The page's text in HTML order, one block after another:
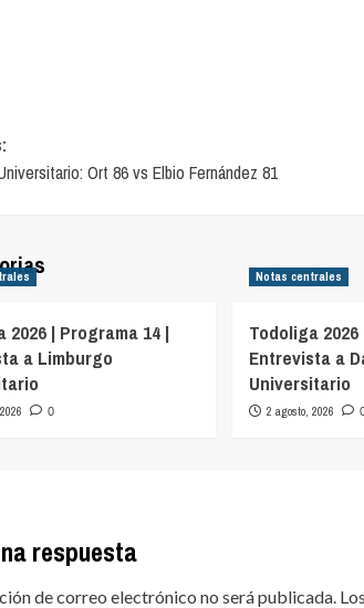
Ort 86 vs Elbio Fernández 81
2026 | Programa 14 |
a Limburgo
0
Notas centrales
Todoliga
Entrevista a
Universitario
2 agosto, 2026
respuesta
de correo electrónico no será publicada.